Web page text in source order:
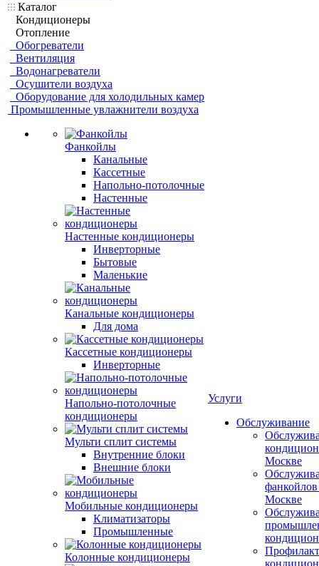
Каталог
Кондиционеры
Отопление
Обогреватели
Вентиляция
Водонагреватели
Осушители воздуха
Оборудование для холодильных камер
Промышленные увлажнители воздуха
Фанкойлы
Канальные
Кассетные
Напольно-потолочные
Настенные
Настенные кондиционеры
Инверторные
Бытовые
Маленькие
Канальные кондиционеры
Для дома
Кассетные кондиционеры
Инверторные
Напольно-потолочные
кондиционеры
Мульти сплит системы
Внутренние блоки
Внешние блоки
Мобильные кондиционеры
Климатизаторы
Промышленные
Колонные кондиционеры
Услуги
Обслуживание
Москве
Москве